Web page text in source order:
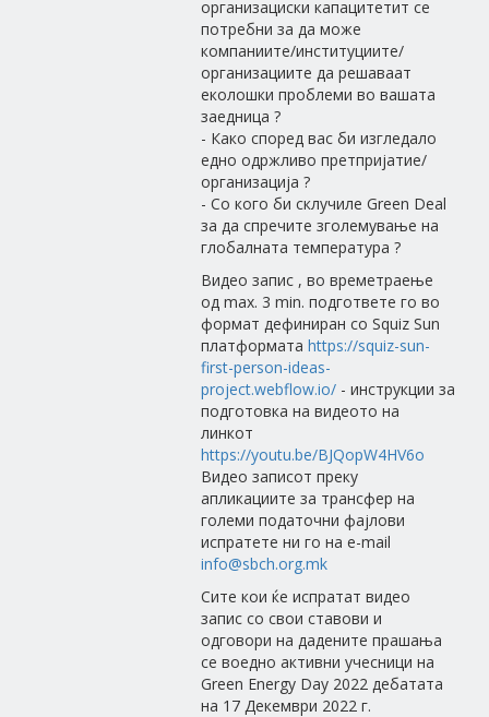
организациски капацитетит се
потребни за да може
компаниите/институциите/
организациите да решаваат
еколошки проблеми во вашата
заедница ?
- Како според вас би изгледало
едно одржливо претпријатие/
организација ?
- Со кого би склучиле Green Deal
за да спречите зголемување на
глобалната температура ?
Видео запис , во времетраење
од max. 3 min. подгответе го во
формат дефиниран со Squiz Sun
платформатаhttps://squiz-sun-
first-person-ideas-
project.webflow.io/ - инструкции за
подготовка на видеото на
линкот
https://youtu.be/BJQopW4HV6o
Видео записот преку
апликациите за трансфер на
големи податочни фајлови
испратете ни го на e-mail
info@sbch.org.mk
Сите кои ќе испратат видео
запис со свои ставови и
одговори на дадените прашања
се воедно активни учесници на
Green Energy Day 2022 дебатата
на 17 Декември 2022 г.